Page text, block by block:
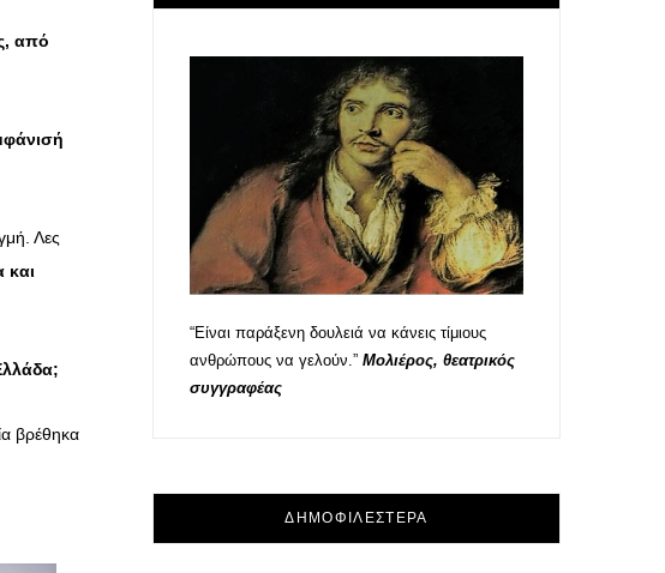
από
Λες
και
βρέθηκα
“Είναι παράξενη δουλειά να κάνεις τίμιους
ανθρώπους να γελούν.” Μολιέρος, θεατρικός
συγγραφέας
ΔΗΜΟΦΙΛΕΣΤΕΡΑ